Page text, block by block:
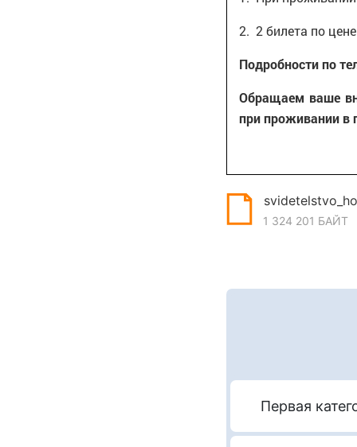
2. 2 билета по
Подробности по
Обращаем ваше
при проживании в
1 324 201 БАЙТ
Первая